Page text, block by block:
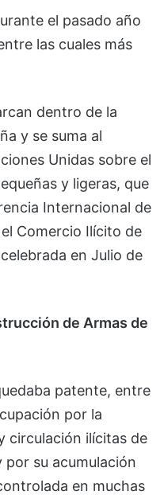
el pasado año
las cuales más
dentro de la
y se suma al
Unidas sobre el
y ligeras, que
Internacional de
Comercio Ilícito de
en Julio de
de Armas de
patente, entre
por la
circulación ilícitas de
por su acumulación
en muchas